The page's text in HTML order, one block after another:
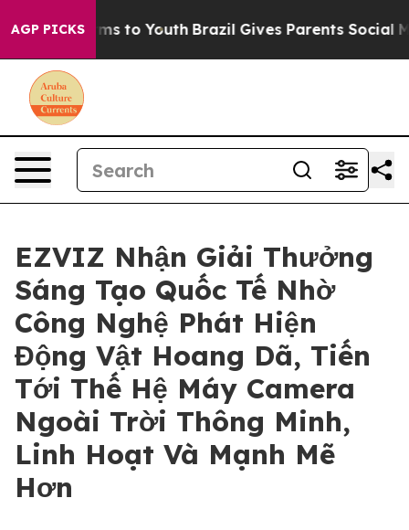
AGP PICKS
Harms to Youth Brazil Gives Parents Social
EZVIZ Nhận Giải Thưởng
Sáng Tạo Quốc Tế Nhờ
Công Nghệ Phát Hiện
Động Vật Hoang Dã, Tiến
Tới Thế Hệ Máy Camera
Ngoài Trời Thông Minh,
Linh Hoạt Và Mạnh Mẽ
Hơn